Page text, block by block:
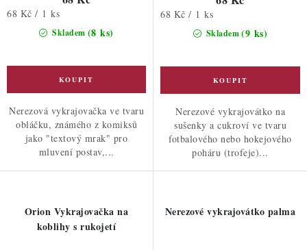
Skladem (8 ks)
Měrná
68 Kč / 1 ks
Nerezová vykrajovačka ve tvaru
obláčku, známého z komiksů
jako "textový mrak" pro
mluvení postav,...
Skladem(9 ks)
Měrná
68 Kč / 1 ks
Nerezové vykrajovátko na
sušenky a cukroví ve tvaru
fotbalového nebo hokejového
poháru (trofeje)...
Orion Vykrajovačka na
koblihy s rukojetí
Nerezové vykrajovátko palma